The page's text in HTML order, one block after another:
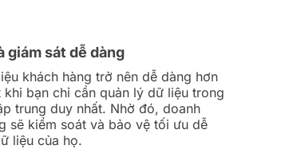
giám sát dễ dàng
khách hàng trở nên dễ dàng hơn
khi bạn chỉ cần quản lý dữ liệu trong
trung duy nhất. Nhờ đó, doanh
sẽ kiểm soát và bảo vệ tối ưu dễ
liệu của họ.